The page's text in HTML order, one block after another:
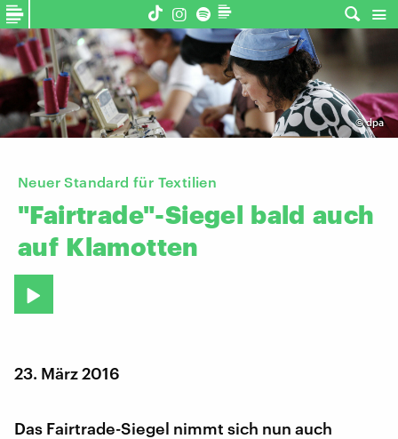
©dpa
Neuer Standard für Textilien
"Fairtrade"-Siegel bald auch
auf Klamotten
23. März 2016
Das Fairtrade-Siegel nimmt sich nun auch